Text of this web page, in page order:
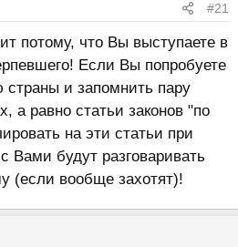
#21
потому, что Вы выступаете в
Если Вы попробуете
страны и запомнить пару
а равно статьи законов "по
на эти статьи при
Вами будут разговаривать
(если вообще захотят)!